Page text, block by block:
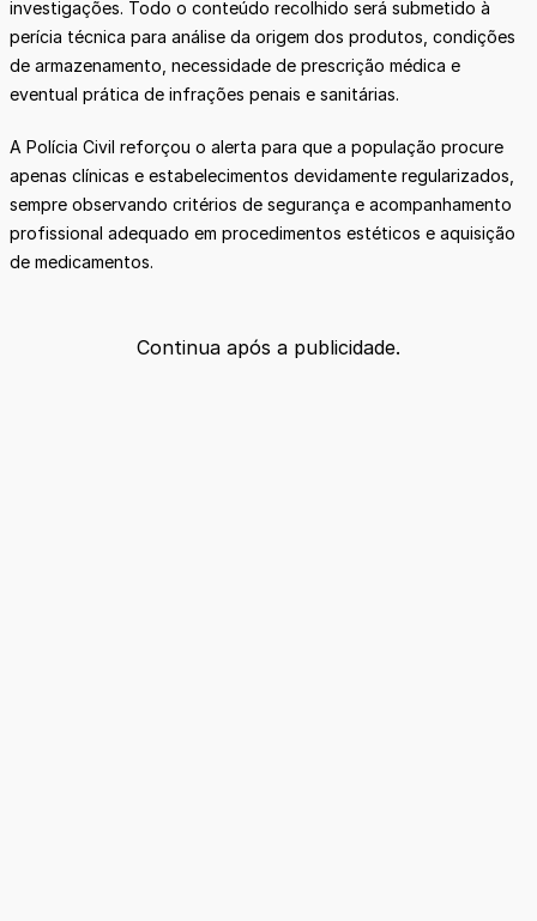
investigações. Todo o conteúdo recolhido será submetido à
perícia técnica para análise da origem dos produtos, condições
de armazenamento, necessidade de prescrição médica e
eventual prática de infrações penais e sanitárias.
A Polícia Civil reforçou o alerta para que a população procure
apenas clínicas e estabelecimentos devidamente regularizados,
sempre observando critérios de segurança e acompanhamento
profissional adequado em procedimentos estéticos e aquisição
de medicamentos.
Continua após a publicidade.